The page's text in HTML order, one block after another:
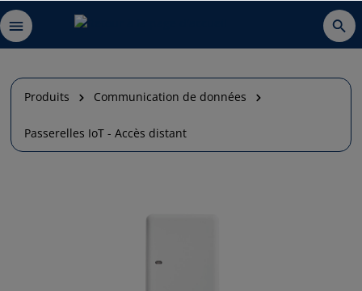
Produits Communication de données
Passerelles IoT - Accès distant